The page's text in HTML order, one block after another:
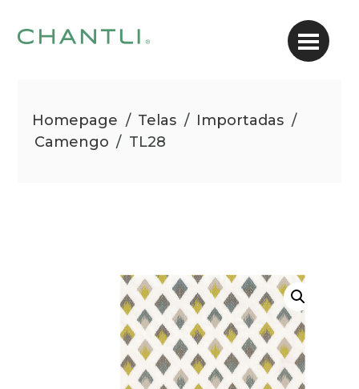
Homepage / Telas / Importadas /
Camengo / TL28